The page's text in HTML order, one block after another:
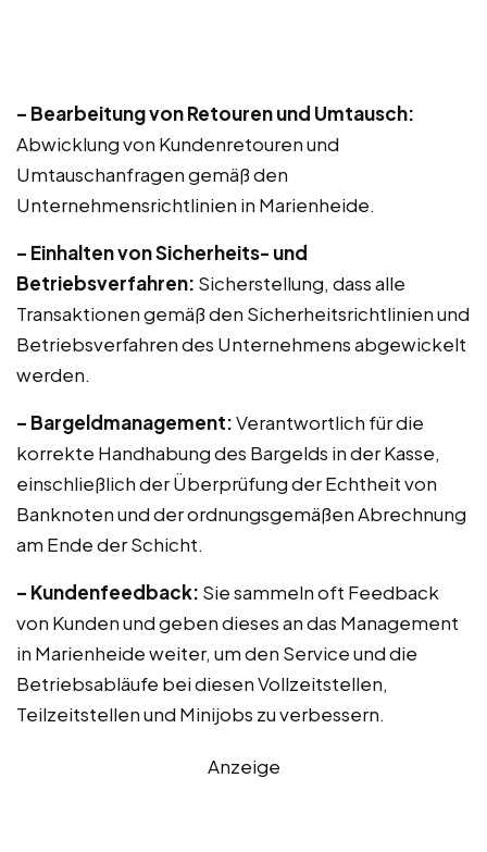
– Bearbeitung von Retouren und Umtausch:
Abwicklung von Kundenretouren und
Umtauschanfragen gemäß den
Unternehmensrichtlinien in Marienheide.
– Einhalten von Sicherheits- und
Betriebsverfahren: Sicherstellung, dass alle
Transaktionen gemäß den Sicherheitsrichtlinien und
Betriebsverfahren des Unternehmens abgewickelt
werden.
– Bargeldmanagement:Verantwortlich für die
korrekte Handhabung des Bargelds in der Kasse,
einschließlich der Überprüfung der Echtheit von
Banknoten und der ordnungsgemäßen Abrechnung
am Ende der Schicht.
– Kundenfeedback: Sie sammeln oft Feedback
von Kunden und geben dieses an das Management
in Marienheide weiter, um den Service und die
Betriebsabläufe bei diesen Vollzeitstellen,
Teilzeitstellen und Minijobs zu verbessern.
Anzeige